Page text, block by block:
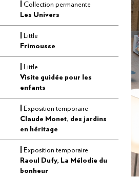
Collection permanente
Les Univers
Little
Frimousse
Little
Visite guidée pour les
enfants
Exposition temporaire
Claude Monet, des jardins
en héritage
Exposition temporaire
Raoul Dufy, La Mélodie du
bonheur